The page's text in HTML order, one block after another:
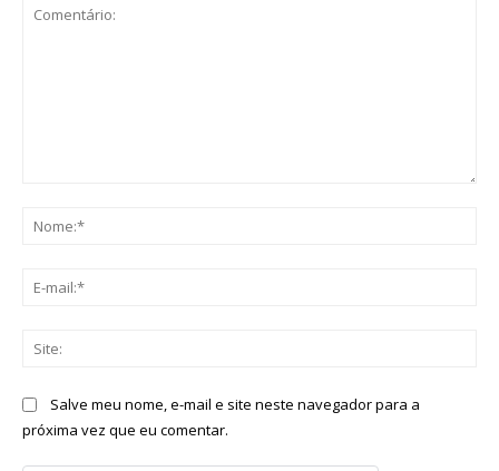
Salve meu nome, e-mail e site neste navegador para a
próxima vez que eu comentar.